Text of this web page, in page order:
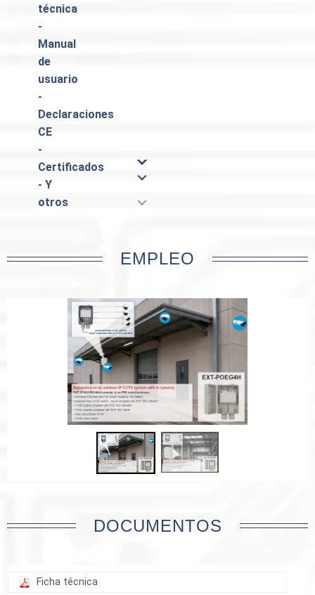
técnica
-
Manual
de
usuario
-
Declaraciones
CE
-
Certificados
- Y
otros
EMPLEO
DOCUMENTOS
Ficha técnica